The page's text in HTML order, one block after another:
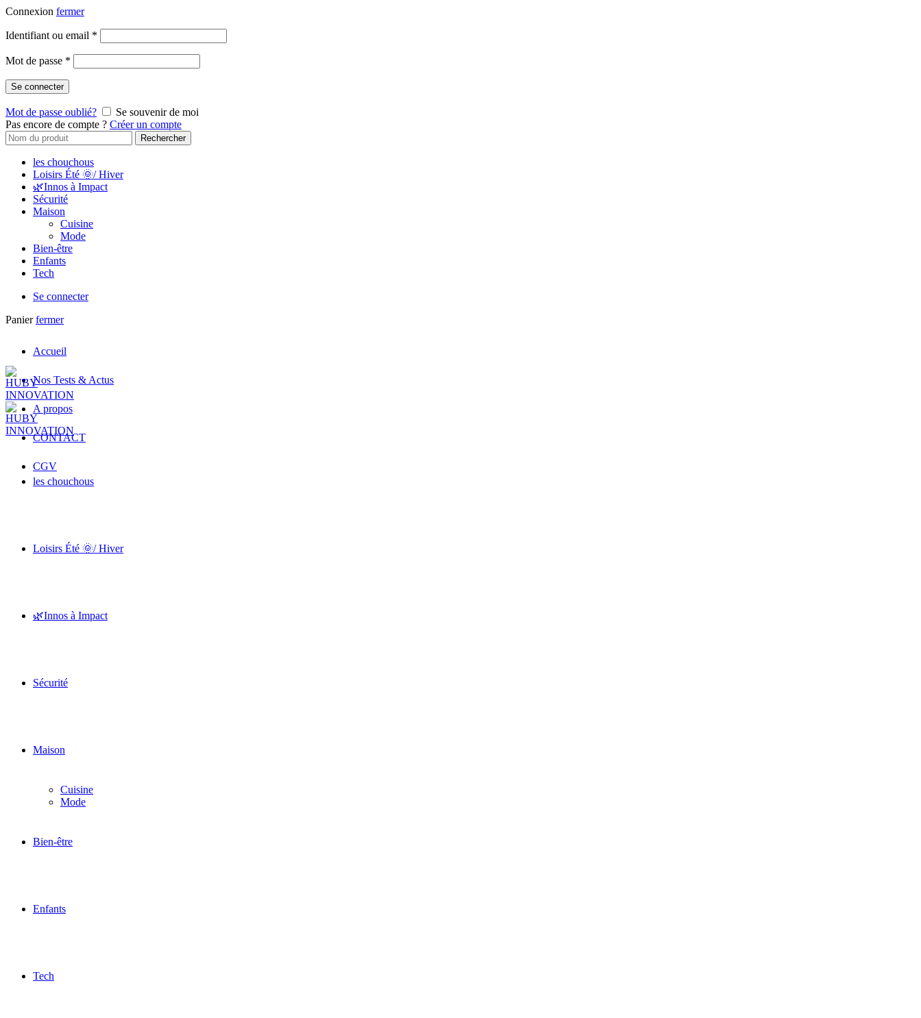
Connexion fermer
Identifiant ou email *
Mot de passe *
Se connecter
Mot de passe oublié?
Se souvenir de moi
Pas encore de compte ? Créer un compte
Rechercher
les chouchous
Loisirs Été 🌞/ Hiver
🌿Innos à Impact
Sécurité
Maison
Cuisine
Mode
Bien-être
Enfants
Tech
Se connecter
Panier fermer
Accueil
Nos Tests & Actus
A propos
CONTACT
CGV
les chouchous
Loisirs Été 🌞/ Hiver
🌿Innos à Impact
Sécurité
Maison
Cuisine
Mode
Bien-être
Enfants
Tech